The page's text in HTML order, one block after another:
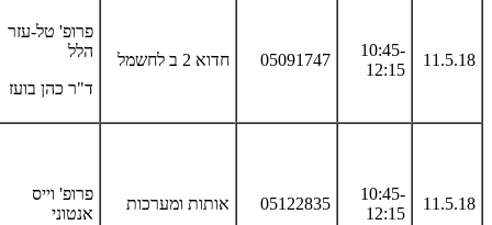
11.5.18
10:45-
12:15
05091747 חדוא 2 ב לחשמל
פרופ' טל-עזר
הלל
ד"ר כהן בועז
11.5.18
10:45-
12:15
05122835 אותות ומערכות
פרופ' וייס
אנטוני